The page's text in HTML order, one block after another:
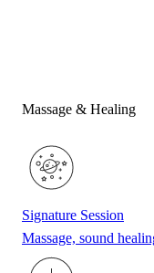
Massage & Healing
Signature Session
Massage, sound